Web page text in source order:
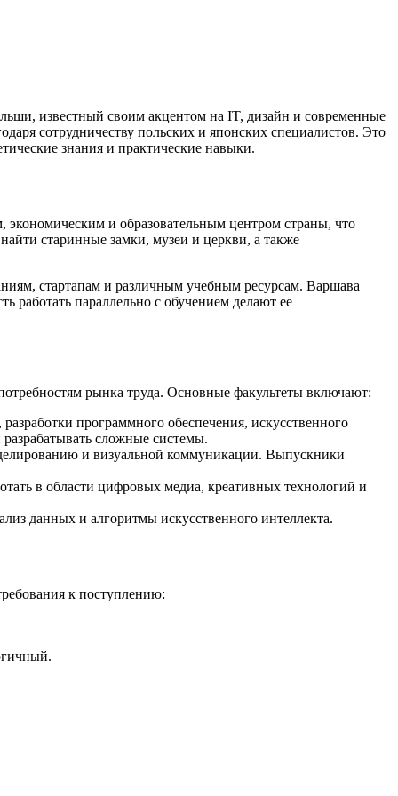
известный своим акцентом на IT, дизайн и современные
сотрудничеству польских и японских специалистов. Это
знания и практические навыки.
и образовательным центром страны, что
старинные замки, музеи и церкви, а также
стартапам и различным учебным ресурсам. Варшава
работать параллельно с обучением делают ее
рынка труда. Основные факультеты включают:
программного обеспечения, искусственного
сложные системы.
и визуальной коммуникации. Выпускники
в области цифровых медиа, креативных технологий и
данных и алгоритмы искусственного интеллекта.
к поступлению: